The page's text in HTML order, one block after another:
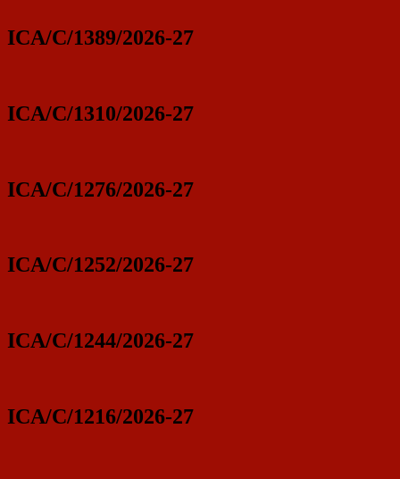
ICA/C/1389/2026-27
ICA/C/1310/2026-27
ICA/C/1276/2026-27
ICA/C/1252/2026-27
ICA/C/1244/2026-27
ICA/C/1216/2026-27